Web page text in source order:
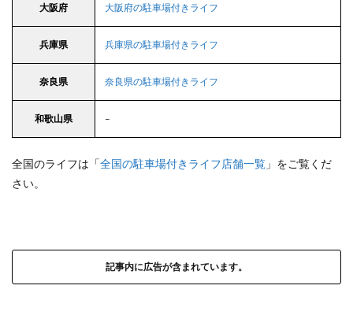
大阪府 大阪府の駐車場付きライフ
兵庫県 兵庫県の駐車場付きライフ
奈良県 奈良県の駐車場付きライフ
和歌山県 –
全国のライフは「全国の駐車場付きライフ店舗一覧 」をご覧くだ
さい。
記事内に広告が含まれています。